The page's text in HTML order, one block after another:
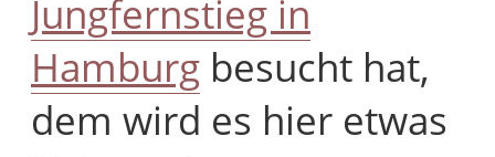
Jungfernstieg in
Hamburg besucht hat,
dem wird es hier etwas